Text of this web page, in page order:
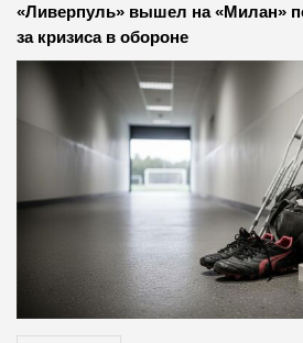
«Ливерпуль» вышел на «Милан»
за кризиса в обороне